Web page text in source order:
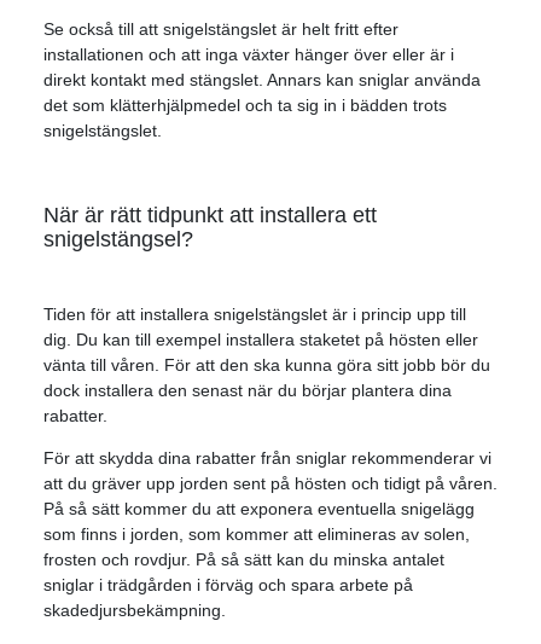
Se också till att snigelstängslet är helt fritt efter
installationen och att inga växter hänger över eller är i
direkt kontakt med stängslet. Annars kan sniglar använda
det som klätterhjälpmedel och ta sig in i bädden trots
snigelstängslet.
När är rätt tidpunkt att installera ett
snigelstängsel?
Tiden för att installera snigelstängslet är i princip upp till
dig. Du kan till exempel installera staketet på hösten eller
vänta till våren. För att den ska kunna göra sitt jobb bör du
dock installera den senast när du börjar plantera dina
rabatter.
För att skydda dina rabatter från sniglar rekommenderar vi
att du gräver upp jorden sent på hösten och tidigt på våren.
På så sätt kommer du att exponera eventuella snigelägg
som finns i jorden, som kommer att elimineras av solen,
frosten och rovdjur. På så sätt kan du minska antalet
sniglar i trädgården i förväg och spara arbete på
skadedjursbekämpning.